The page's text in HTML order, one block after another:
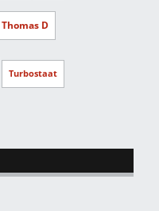
Thomas D
Turbostaat